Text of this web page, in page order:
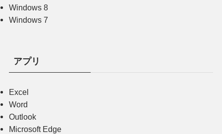
Windows 8
Windows 7
アプリ
Excel
Word
Outlook
Microsoft Edge